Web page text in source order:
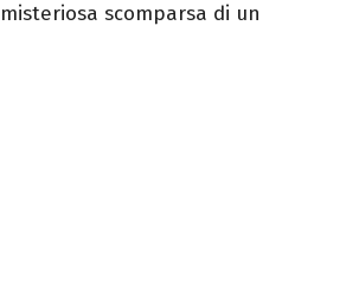
scomparsa di un